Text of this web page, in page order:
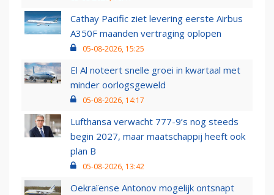
Cathay Pacific ziet levering eerste Airbus
A350F maanden vertraging oplopen
05-08-2026, 15:25
El Al noteert snelle groei in kwartaal met
minder oorlogsgeweld
05-08-2026, 14:17
Lufthansa verwacht 777-9’s nog steeds
begin 2027, maar maatschappij heeft ook
plan B
05-08-2026, 13:42
Oekraïense Antonov mogelijk ontsnapt